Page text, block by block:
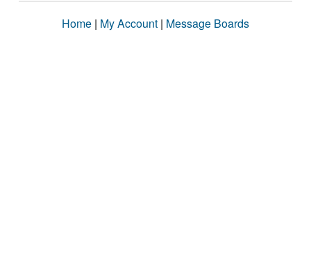
Home | My Account | Message Boards